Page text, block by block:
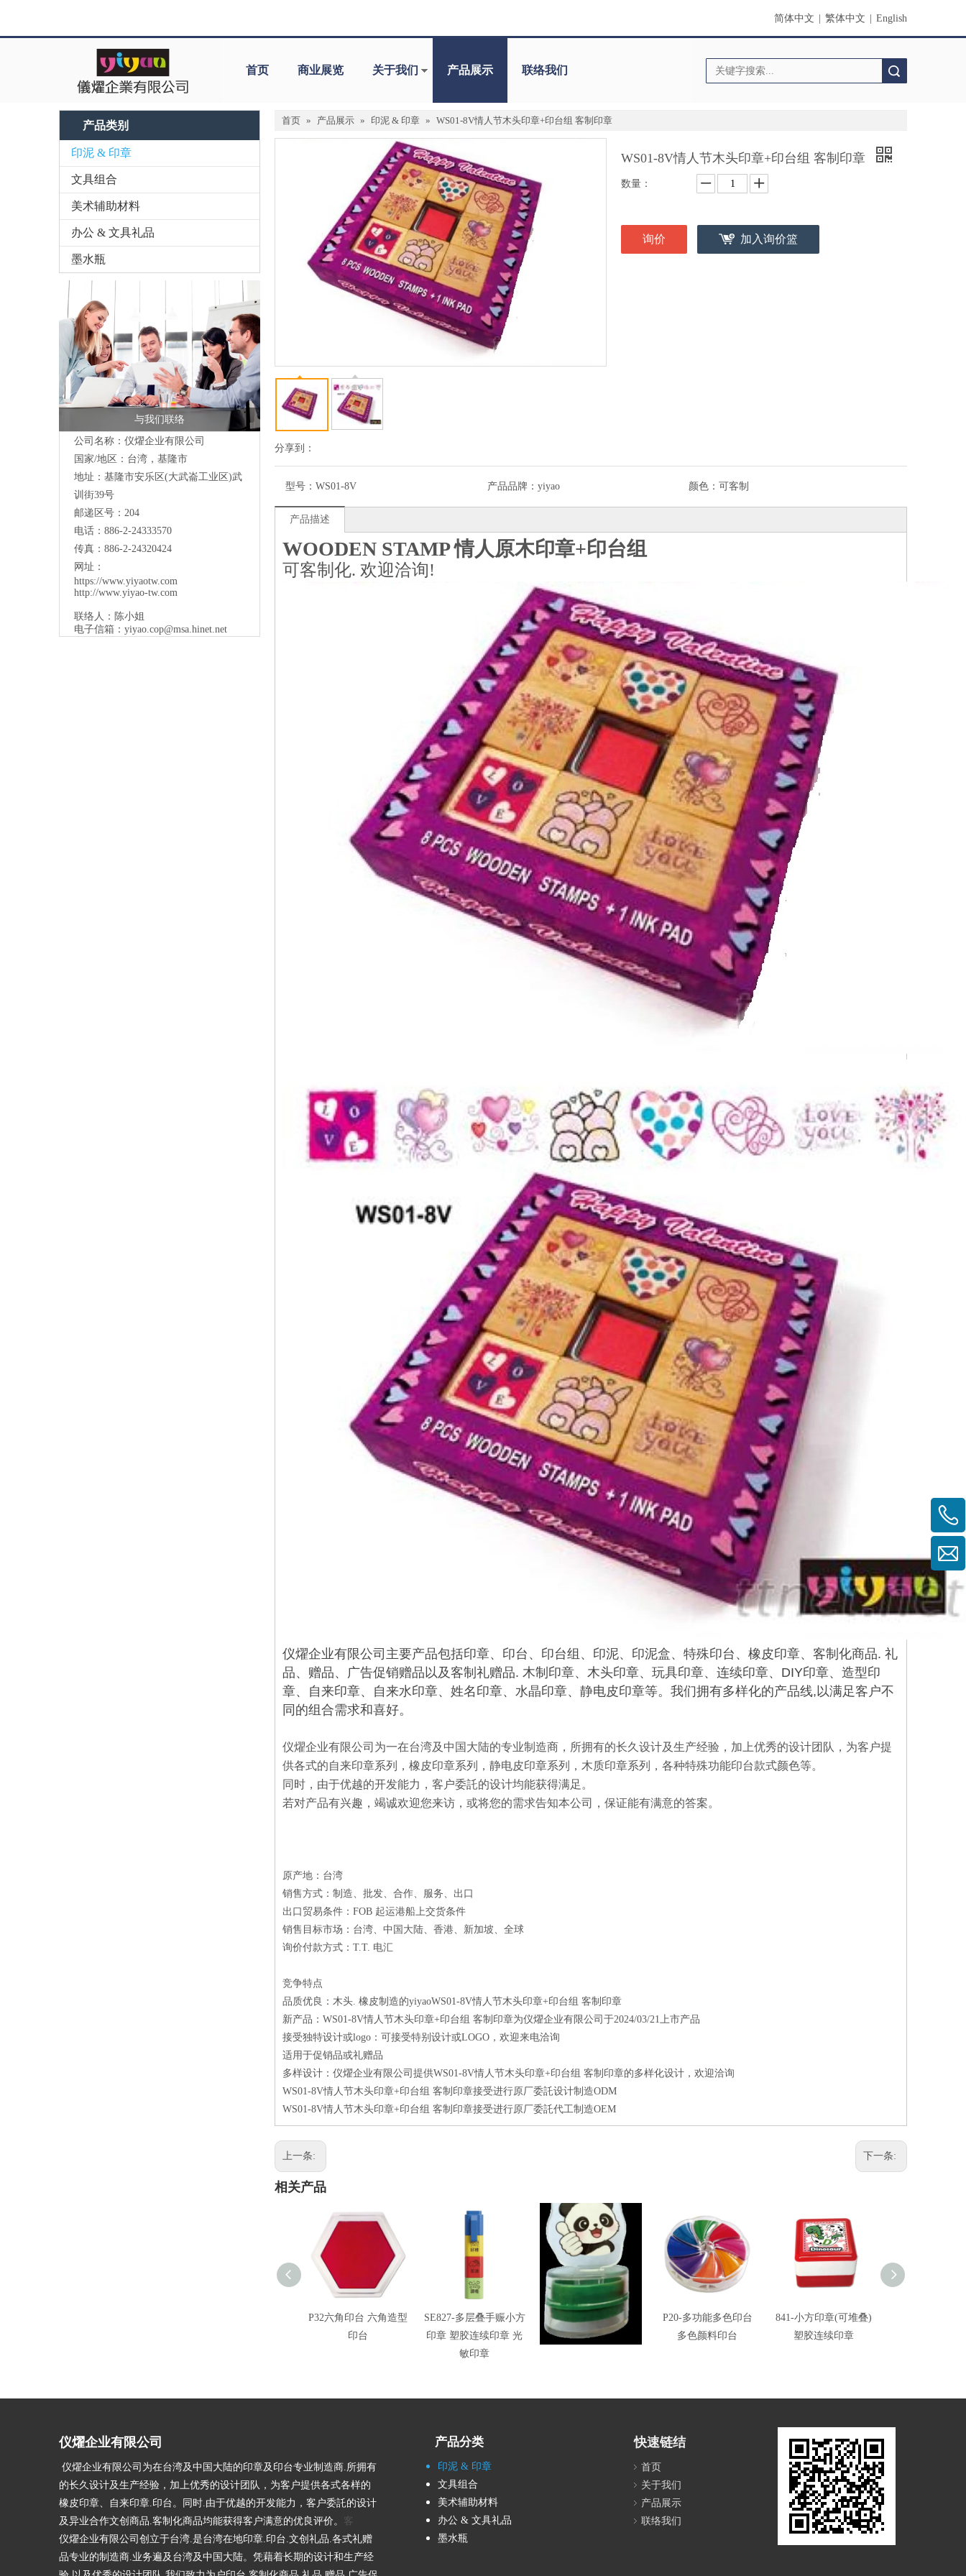
简体中文 繁体中文 English
首页 商业展览 关于我们 产品展示 联络我们
产品类别
印泥 & 印章
文具组合
美术辅助材料
办公 & 文具礼品
墨水瓶
与我们联络
公司名称：仪燿企业有限公司
国家/地区：台湾，基隆市
地址： 基隆市安乐区(大武崙工业区)武
训街39号
邮递区号：204
电话：886-2-24333570
传真：886-2-24320424
网址：
https://www.yiyaotw.com
http://www.yiyao-tw.com
联络人：陈小姐
电子信箱： yiyao.cop@msa.hinet.net
首页 » 产品展示 » 印泥 & 印章 » WS01-8V情人节木头印章+印台组 客制印章
分享到：
WS01-8V情人节木头印章+印台组 客制印章
数量：
询价 加入询价篮
型号： WS01-8V 产品品牌： yiyao 颜色： 可客制
产品描述
WOODEN STAMP 情人原木印章+印台组
可客制化. 欢迎洽询!
仪燿企业有限公司主要产品包括印章、印台、印台组、印泥、印泥盒、特殊印台、橡皮印章、客制化商品. 礼
品、赠品、广告促销赠品以及客制礼赠品. 木制印章、木头印章、玩具印章、连续印章、DIY印章、造型印
章、自来印章、自来水印章、姓名印章、水晶印章、静电皮印章等。我们拥有多样化的产品线,以满足客户不
同的组合需求和喜好。
仪燿企业有限公司为一在台湾及中国大陆的专业制造商，所拥有的长久设计及生产经验，加上优秀的设计团队，为客户提
供各式的自来印章系列，橡皮印章系列，静电皮印章系列，木质印章系列，各种特殊功能印台款式颜色等。
同时，由于优越的开发能力，客户委託的设计均能获得满足。
若对产品有兴趣，竭诚欢迎您来访，或将您的需求告知本公司，保证能有满意的答案。
原产地：台湾
销售方式：制造、批发、合作、服务、出口
出口贸易条件：FOB 起运港船上交货条件
销售目标市场：台湾、中国大陆、香港、新加坡、全球
询价付款方式：T.T. 电汇
竞争特点
品质优良：木头. 橡皮制造的yiyaoWS01-8V情人节木头印章+印台组 客制印章
新产品：WS01-8V情人节木头印章+印台组 客制印章为仪燿企业有限公司于2024/03/21上市产品
接受独特设计或logo：可接受特别设计或LOGO，欢迎来电洽询
适用于促销品或礼赠品
多样设计：仪燿企业有限公司提供WS01-8V情人节木头印章+印台组 客制印章的多样化设计，欢迎洽询
WS01-8V情人节木头印章+印台组 客制印章接受进行原厂委託设计制造ODM
WS01-8V情人节木头印章+印台组 客制印章接受进行原厂委託代工制造OEM
上一条: 下一条:
相关产品
P32六角印台 六角造型
印台
SE827-多层叠手赈小方
印章 塑胶连续印章 光
敏印章
SE829压克力印章 塑胶
连续印章 光敏印章
P20-多功能多色印台
多色颜料印台
841-小方印章(可堆叠)
塑胶连续印章
仪燿企业有限公司
仪燿企业有限公司为在台湾及中国大陆的印章及印台专业制造商.所拥有
的长久设计及生产经验，加上优秀的设计团队，为客户提供各式各样的
橡皮印章、自来印章.印台。同时.由于优越的开发能力，客户委託的设计
及异业合作文创商品.客制化商品均能获得客户满意的优良评价。 客
仪燿企业有限公司创立于台湾.是台湾在地印章.印台.文创礼品.各式礼赠
品专业的制造商.业务遍及台湾及中国大陆。凭藉着长期的设计和生产经
产品分类
印泥 & 印章
文具组合
美术辅助材料
办公 & 文具礼品
墨水瓶
快速链结
首页
关于我们
产品展示
联络我们